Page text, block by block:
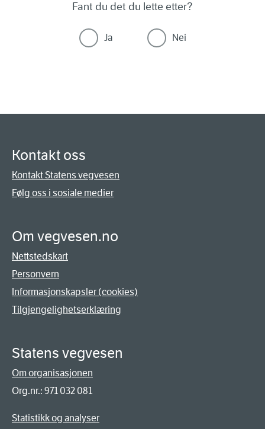
Fant du det du lette etter?
Ja Nei
Kontakt oss
Kontakt Statens vegvesen
Følg oss i sosiale medier
Om vegvesen.no
Nettstedskart
Personvern
Informasjonskapsler (cookies)
Tilgjengelighetserklæring
Statens vegvesen
Om organisasjonen
Org.nr.: 971 032 081
Statistikk og analyser